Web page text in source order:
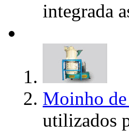
integrada
Moinho
utilizados